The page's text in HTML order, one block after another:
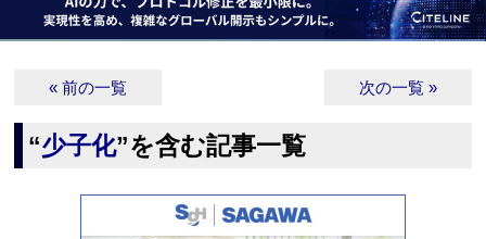
« 前の一覧 次の一覧 »
“少子化”を含む記事一覧